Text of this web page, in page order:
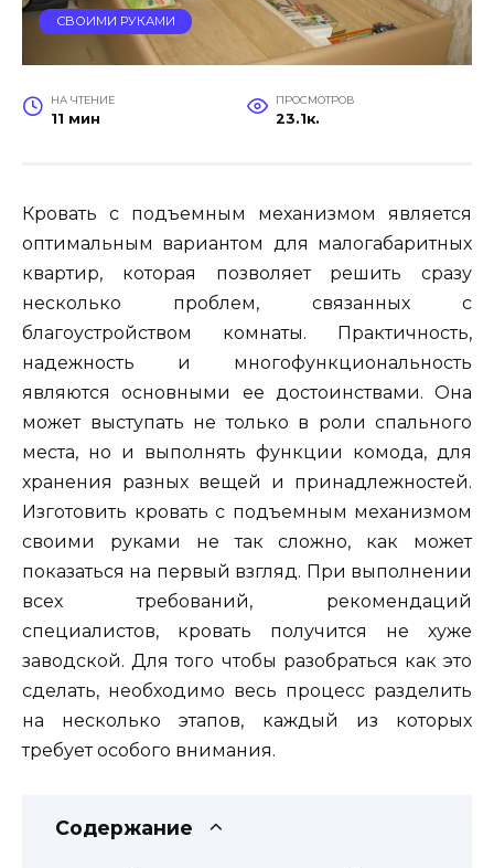
СВОИМИ РУКАМИ
НА ЧТЕНИЕ
11 мин
ПРОСМОТРОВ
23.1к.
Кровать с подъемным механизмом является
оптимальным вариантом для малогабаритных
квартир, которая позволяет решить сразу
несколько проблем, связанных с
благоустройством комнаты. Практичность,
надежность и многофункциональность
являются основными ее достоинствами. Она
может выступать не только в роли спального
места, но и выполнять функции комода, для
хранения разных вещей и принадлежностей.
Изготовить кровать с подъемным механизмом
своими руками не так сложно, как может
показаться на первый взгляд. При выполнении
всех требований, рекомендаций
специалистов, кровать получится не хуже
заводской. Для того чтобы разобраться как это
сделать, необходимо весь процесс разделить
на несколько этапов, каждый из которых
требует особого внимания.
Содержание